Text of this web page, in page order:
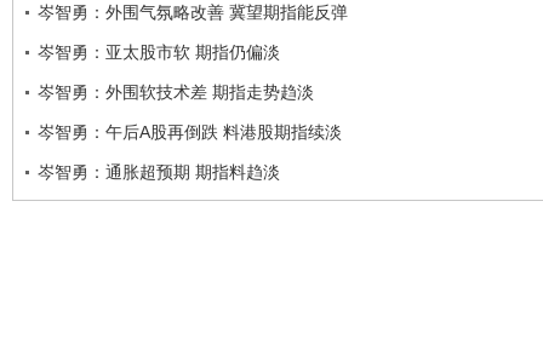
岑智勇：外围气氛略改善 冀望期指能反弹
岑智勇：亚太股市软 期指仍偏淡
岑智勇：外围软技术差 期指走势趋淡
岑智勇：午后A股再倒跌 料港股期指续淡
岑智勇：通胀超预期 期指料趋淡